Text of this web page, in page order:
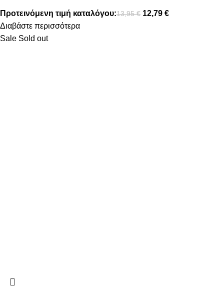
Προτεινόμενη τιμή καταλόγου:13,95€ 12,79 €
Διαβάστε περισσότερα
Sale Sold out